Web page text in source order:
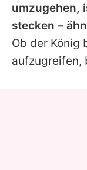
umzugehen,
stecken –
Ob der König
aufzugreifen,